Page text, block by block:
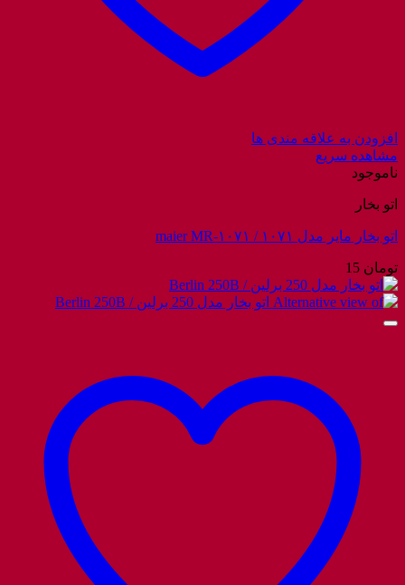
افزودن به علاقه مندی ها
مشاهده سریع
ناموجود
اتو بخار
اتو بخار مایر مدل ۱۰۷۱ / maier MR-۱۰۷۱
تومان